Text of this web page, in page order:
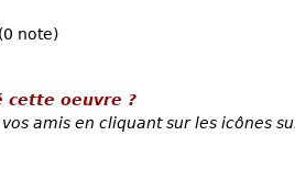
note)
cette oeuvre ?
amis en cliquant sur les icônes